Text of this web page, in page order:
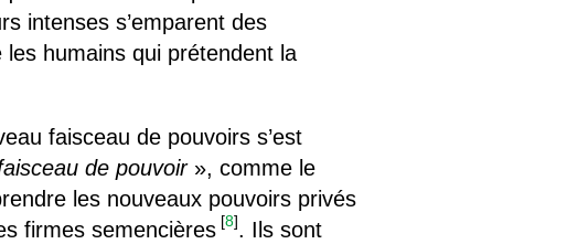
intenses s’emparent des
humains qui prétendent la
faisceau de pouvoirs s’est
de pouvoir», comme le
les nouveaux pouvoirs privés
firmes semencières [8]. Ils sont